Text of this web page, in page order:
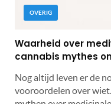
OVERIG
Waarheid over
cannabis mythes
Nog altijd leven er de
vooroordelen over